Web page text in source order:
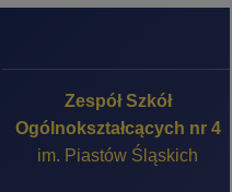
Zespół Szkół
Ogólnokształcących nr 4
im. Piastów Śląskich